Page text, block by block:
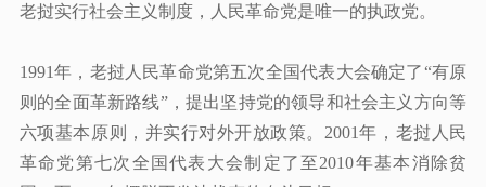
老挝实行社会主义制度，人民革命党是唯一的执政党。
1991年，老挝人民革命党第五次全国代表大会确定了“有原
则的全面革新路线”，提出坚持党的领导和社会主义方向等
六项基本原则，并实行对外开放政策。2001年，老挝人民
革命党第七次全国代表大会制定了至2010年基本消除贫